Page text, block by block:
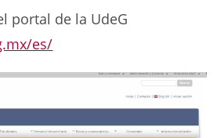
portal de la UdeG
es/